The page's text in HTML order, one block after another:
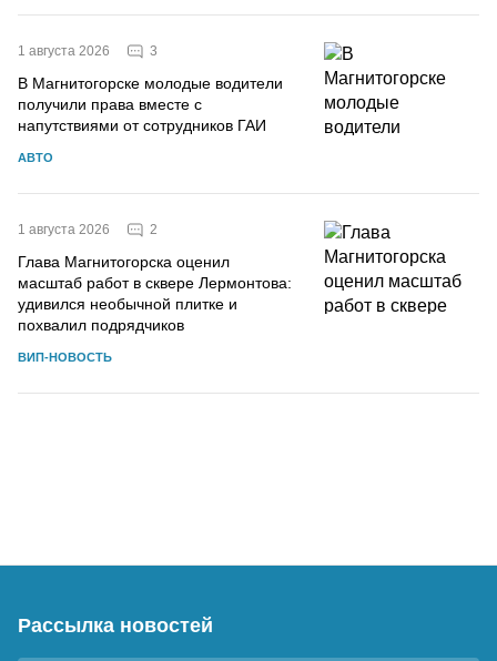
1 августа 2026 3
В Магнитогорске молодые водители
получили права вместе с
напутствиями от сотрудников ГАИ
АВТО
1 августа 2026 2
Глава Магнитогорска оценил
масштаб работ в сквере Лермонтова:
удивился необычной плитке и
похвалил подрядчиков
ВИП-НОВОСТЬ
Рассылка новостей